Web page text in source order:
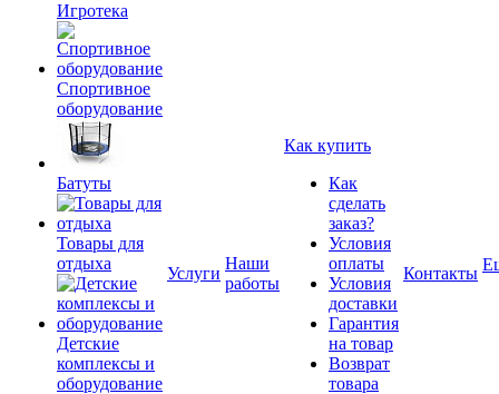
Игротека
Спортивное
оборудование
Батуты
Товары для
отдыха
Детские
комплексы и
оборудование
Услуги
Наши
работы
Как купить
Как
сделать
заказ?
Условия
оплаты
Условия
доставки
Гарантия
на товар
Возврат
товара
Контакты